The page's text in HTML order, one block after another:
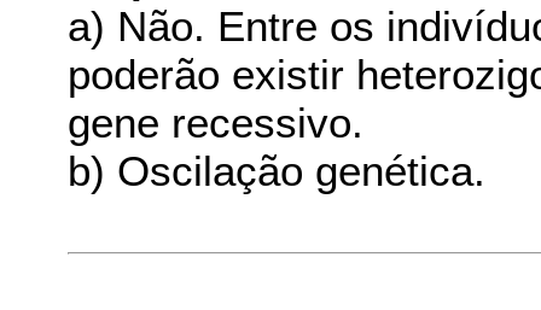
a) Não. Entre os
poderão existir
gene recessivo.
b) Oscilação genética.